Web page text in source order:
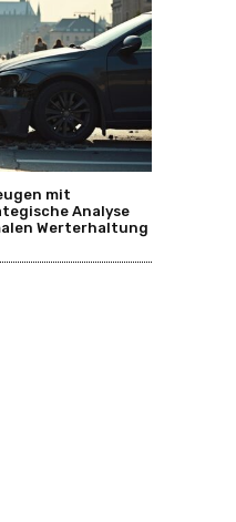
mit
Analyse
Werterhaltung